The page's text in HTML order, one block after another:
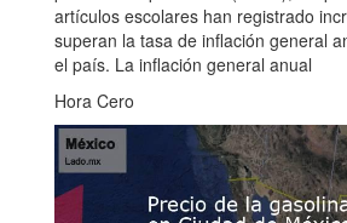
artículos escolares han registrado
superan la tasa de inflación general
el país. La inflación general anual
Hora Cero